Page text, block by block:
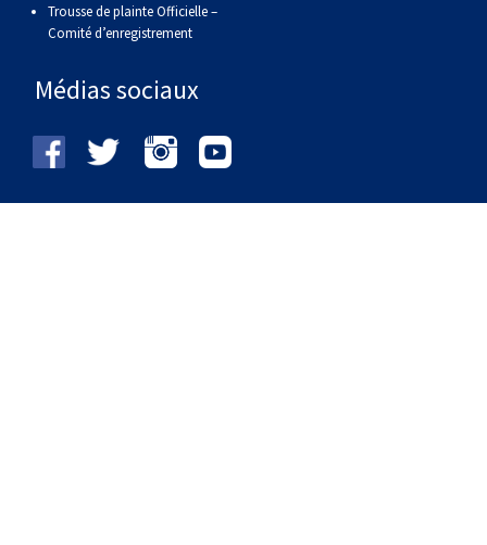
Trousse de plainte Officielle –
Comité d’enregistrement
Médias sociaux